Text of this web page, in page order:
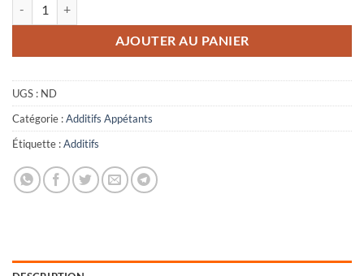
AJOUTER AU PANIER
UGS : ND
Catégorie :Additifs Appétants
Étiquette :Additifs